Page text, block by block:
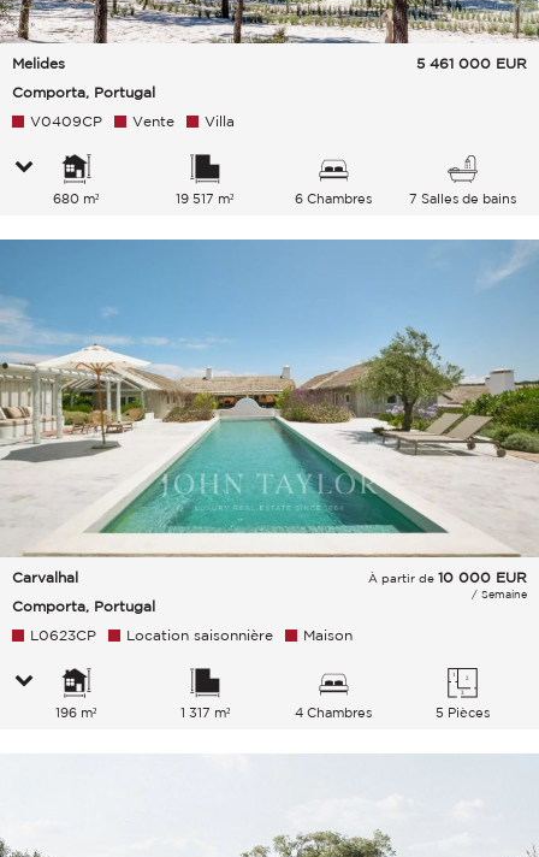
Melides
Comporta, Portugal
5 461 000 EUR
V0409CP Vente Villa
680 m² 19 517 m² 6 Chambres 7 Salles de bains
Carvalhal
Comporta, Portugal
À partir de 10 000 EUR
/ Semaine
L0623CP Location saisonnière Maison
196 m² 1 317 m² 4 Chambres 5 Pièces